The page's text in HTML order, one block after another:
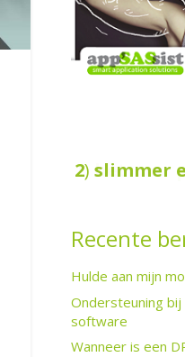
3
2)adviseren
slimmer
Recente
Hulde aan mijn
Ondersteuning
software
Wanneer is een